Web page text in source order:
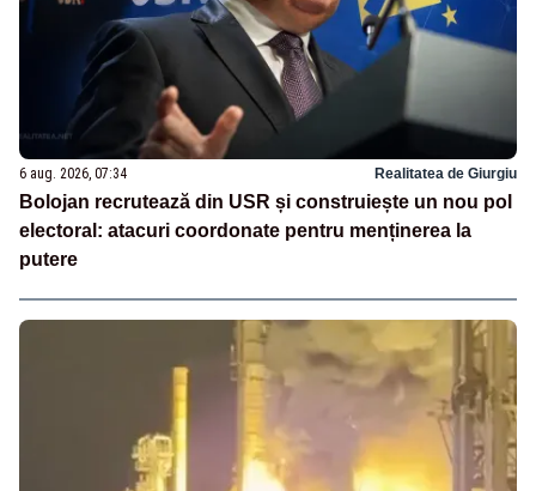
6 aug. 2026, 07:34 Realitatea de Giurgiu
Bolojan recrutează din USR și construiește un nou pol
electoral: atacuri coordonate pentru menținerea la
putere